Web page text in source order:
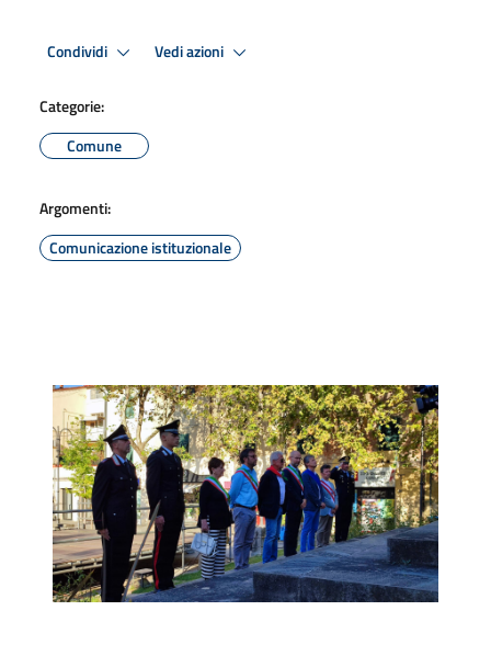
Condividi Vedi azioni
Categorie:
Comune
Argomenti:
Comunicazione istituzionale